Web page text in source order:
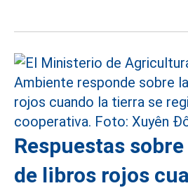
Respuestas
de libros rojos